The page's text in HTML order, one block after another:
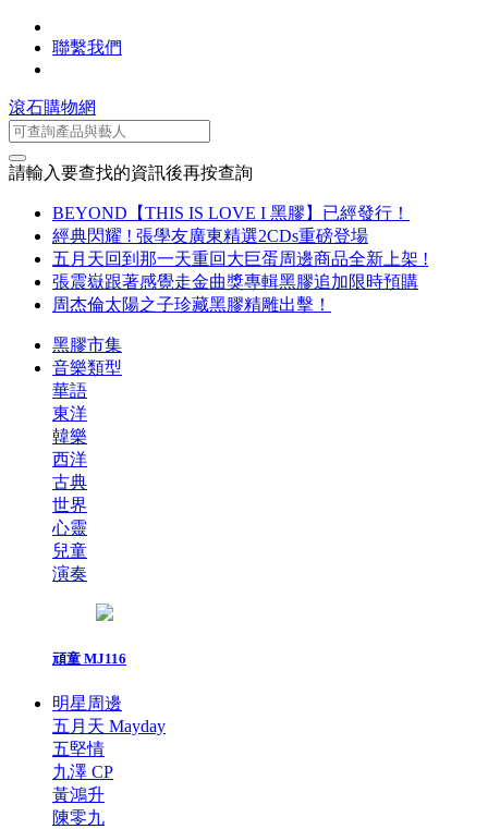
聯繫我們
滾石購物網
請輸入要查找的資訊後再按查詢
BEYOND【THIS IS LOVE I 黑膠】已經發行！
經典閃耀 ! 張學友廣東精選2CDs重磅登場
五月天回到那一天重回大巨蛋周邊商品全新上架 !
張震嶽跟著感覺走金曲獎專輯黑膠追加限時預購
周杰倫太陽之子珍藏黑膠精雕出擊！
黑膠市集
音樂類型
華語
東洋
韓樂
西洋
古典
世界
心靈
兒童
演奏
頑童 MJ116
明星周邊
五月天 Mayday
五堅情
九澤 CP
黃鴻升
陳零九